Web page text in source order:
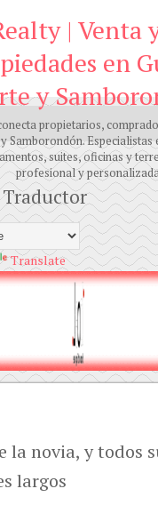
| Venta
en
y
propietarios,
Samborondón. Especialistas
suites, oficinas y
profesional y
Translate
la novia, y todos
largos